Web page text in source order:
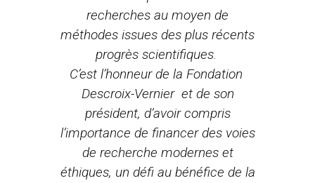
recherches au moyen de
méthodes issues des plus récents
progrès scientifiques.
C’est l’honneur de la Fondation
Descroix-Vernier et de son
président, d’avoir compris
l’importance de financer des voies
de recherche modernes et
éthiques, un défi au bénéfice de la